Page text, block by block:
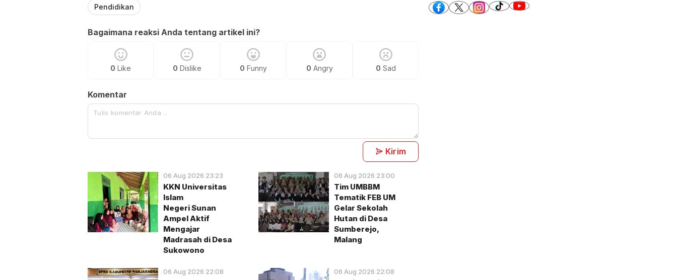
Pendidikan
Bagaimana reaksi Anda tentang artikel ini?
0 Like 0 Dislike 0 Funny 0 Angry 0 Sad
Komentar
Kirim
06 Aug 2026 23:23
KKN Universitas
Islam
Negeri Sunan
Ampel Aktif
Mengajar
Madrasah di Desa
Sukowono
06 Aug 2026 23:00
Tim UMBBM
Tematik FEB UM
Gelar Sekolah
Hutan di Desa
Sumberejo,
Malang
06 Aug 2026 22:08 06 Aug 2026 22:08